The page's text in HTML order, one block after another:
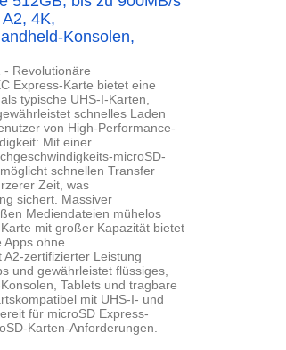
4K,
Konsolen,
Revolutionäre
Express-Karte bietet eine
typische UHS-I-Karten,
schnelles Laden
von High-Performance-
Mit einer
microSD-
schnellen Transfer
Zeit, was
sichert. Massiver
Mediendateien mühelos
mit großer Kapazität bietet
Apps ohne
zertifizierter Leistung
und gewährleistet flüssiges,
Tablets und tragbare
mit UHS-I- und
für microSD Express-
Karten-Anforderungen.